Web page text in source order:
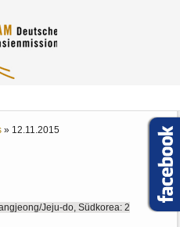
» 12.11.2015
Jeju-do, Südkorea: 2